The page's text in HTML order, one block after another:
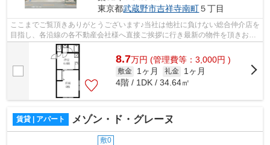
東京都武蔵野市吉祥寺南町５丁目
ここまでご覧頂きありがとうございます♪当社は他社に負けない総合仲介店を
目指し、各沿線の各不動産会社様へ直接ご挨拶に行き最新の物件を頂きお客
様へ提供しております！最新の情報は...
8.7万円 (管理費等：3,000円 )
敷金 1ヶ月 礼金
1ヶ月
4階 / 1DK / 34.64㎡
賃貸 | アパート メゾン・ド・グレーヌ
敷0